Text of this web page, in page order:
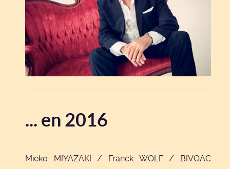
... en 2016
Mieko MIYAZAKI / Franck WOLF / BIVOAC